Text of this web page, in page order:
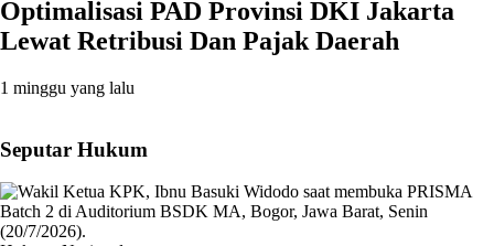
Optimalisasi PAD Provinsi DKI Jakarta
Lewat Retribusi Dan Pajak Daerah
1 minggu yang lalu
Seputar Hukum